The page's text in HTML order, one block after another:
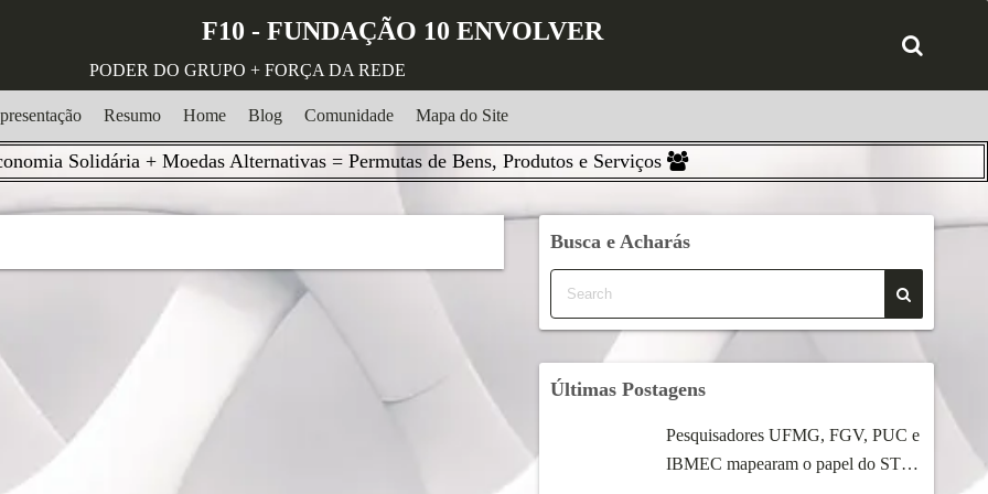
F10 - FUNDAÇÃO 10 ENVOLVER
PODER DO GRUPO + FORÇA DA REDE
Resumo Home Blog Comunidade Mapa do Site
Solidária + Moedas Alternativas = Permutas de Bens, Produtos e Serviços
Busca e Acharás
Últimas Postagens
Pesquisadores UFMG, FGV, PUC e
IBMEC mapearam o papel do STF